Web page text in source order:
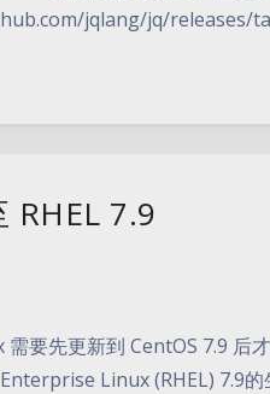
jqlang/jq/releases/
RHEL 7.9
要先更新到 CentOS 7.9 后
Linux (RHEL) 7.9的